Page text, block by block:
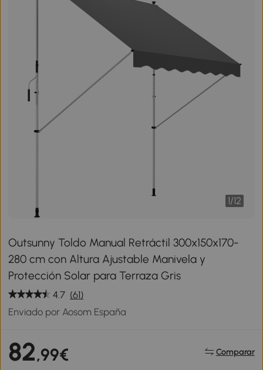
1/12
Outsunny Toldo Manual Retráctil 300x150x170-
280 cm con Altura Ajustable Manivela y
Protección Solar para Terraza Gris
4.7 (61)
Enviado por Aosom España
82,99€ Comparar